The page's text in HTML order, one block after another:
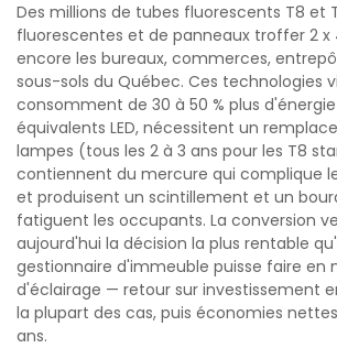
Des millions de tubes fluorescents T8 et
fluorescentes et de panneaux troffer 2 x
encore les bureaux, commerces,
sous-sols du Québec. Ces technologies
consomment de 30 à 50 % plus
équivalents LED, nécessitent un
lampes (tous les 2 à 3 ans pour les T8
contiennent du mercure qui complique
et produisent un scintillement et un
fatiguent les occupants. La conversion
aujourd'hui la décision la plus rentable
gestionnaire d'immeuble puisse faire en
d'éclairage — retour sur investissement
la plupart des cas, puis économies nettes
ans.